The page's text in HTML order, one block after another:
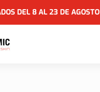
DEL 8 AL 23 DE AGOSTO